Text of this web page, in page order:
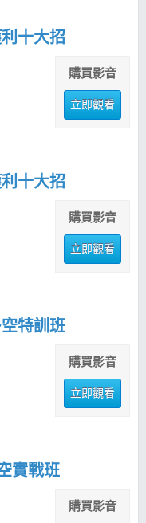
十大招
購買影音
立即觀看
十大招
購買影音
立即觀看
特訓班
購買影音
立即觀看
實戰班
購買影音